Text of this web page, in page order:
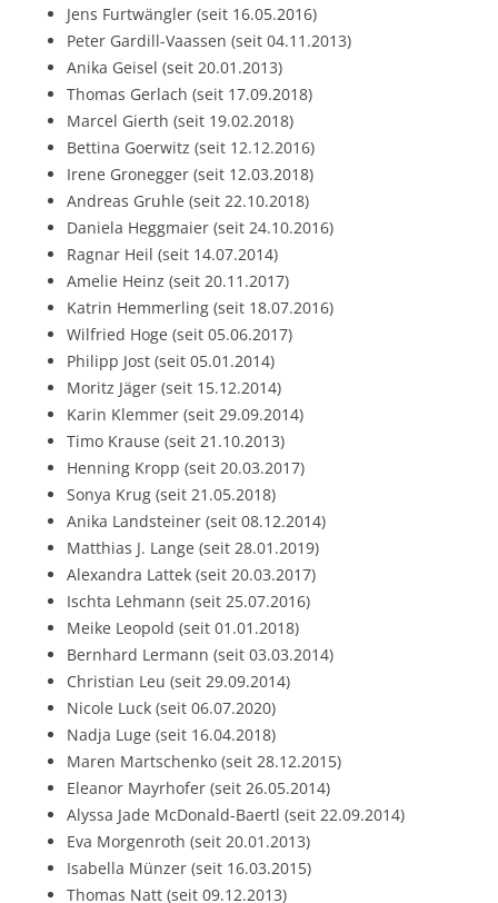
Jens Furtwängler (seit 16.05.2016)
Peter Gardill-Vaassen (seit 04.11.2013)
Anika Geisel (seit 20.01.2013)
Thomas Gerlach (seit 17.09.2018)
Marcel Gierth (seit 19.02.2018)
Bettina Goerwitz (seit 12.12.2016)
Irene Gronegger (seit 12.03.2018)
Andreas Gruhle (seit 22.10.2018)
Daniela Heggmaier (seit 24.10.2016)
Ragnar Heil (seit 14.07.2014)
Amelie Heinz (seit 20.11.2017)
Katrin Hemmerling (seit 18.07.2016)
Wilfried Hoge (seit 05.06.2017)
Philipp Jost (seit 05.01.2014)
Moritz Jäger (seit 15.12.2014)
Karin Klemmer (seit 29.09.2014)
Timo Krause (seit 21.10.2013)
Henning Kropp (seit 20.03.2017)
Sonya Krug (seit 21.05.2018)
Anika Landsteiner (seit 08.12.2014)
Matthias J. Lange (seit 28.01.2019)
Alexandra Lattek (seit 20.03.2017)
Ischta Lehmann (seit 25.07.2016)
Meike Leopold (seit 01.01.2018)
Bernhard Lermann (seit 03.03.2014)
Christian Leu (seit 29.09.2014)
Nicole Luck (seit 06.07.2020)
Nadja Luge (seit 16.04.2018)
Maren Martschenko (seit 28.12.2015)
Eleanor Mayrhofer (seit 26.05.2014)
Alyssa Jade McDonald-Baertl (seit 22.09.2014)
Eva Morgenroth (seit 20.01.2013)
Isabella Münzer (seit 16.03.2015)
Thomas Natt (seit 09.12.2013)